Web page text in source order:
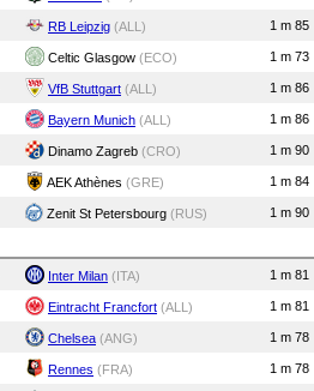
RB Leipzig (ALL) 1 m 85
Celtic Glasgow (ECO) 1 m 73
VfB Stuttgart (ALL) 1 m 86
Bayern Munich (ALL) 1 m 86
Dinamo Zagreb (CRO) 1 m 90
AEK Athènes (GRE) 1 m 84
Zenit St Petersbourg (RUS) 1 m 90
Inter Milan (ITA) 1 m 81
Eintracht Francfort (ALL) 1 m 81
Chelsea (ANG) 1 m 78
Rennes (FRA) 1 m 78